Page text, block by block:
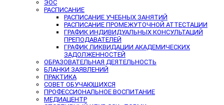
ЭОС
РАСПИСАНИЕ
РАСПИСАНИЕ УЧЕБНЫХ ЗАНЯТИЙ
РАСПИСАНИЕ ПРОМЕЖУТОЧНОЙ АТТЕСТАЦИИ
ГРАФИК ИНДИВИДУАЛЬНЫХ КОНСУЛЬТАЦИЙ
ПРЕПОДАВАТЕЛЕЙ
ГРАФИК ЛИКВИДАЦИИ АКАДЕМИЧЕСКИХ
ЗАДОЛЖЕННОСТЕЙ
ОБРАЗОВАТЕЛЬНАЯ ДЕЯТЕЛЬНОСТЬ
БЛАНКИ ЗАЯВЛЕНИЙ
ПРАКТИКА
СОВЕТ ОБУЧАЮЩИХСЯ
ПРОФЕССИОНАЛЬНОЕ ВОСПИТАНИЕ
МЕДИАЦЕНТР